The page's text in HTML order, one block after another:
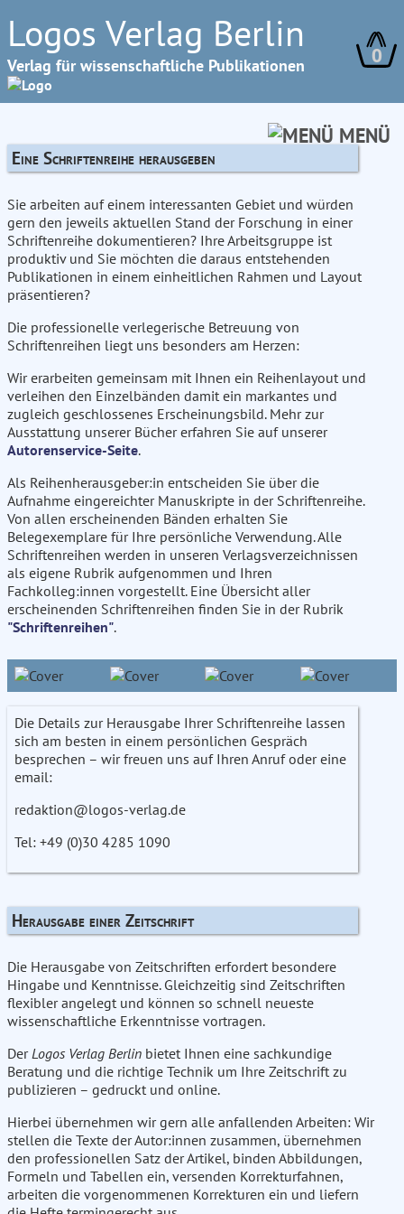
Logos Verlag Berlin
Verlag für wissenschaftliche Publikationen 0
MENÜ
Eine Schriftenreihe herausgeben
Sie arbeiten auf einem interessanten Gebiet und würden
gern den jeweils aktuellen Stand der Forschung in einer
Schriftenreihe dokumentieren? Ihre Arbeitsgruppe ist
produktiv und Sie möchten die daraus entstehenden
Publikationen in einem einheitlichen Rahmen und Layout
präsentieren?
Die professionelle verlegerische Betreuung von
Schriftenreihen liegt uns besonders am Herzen:
Wir erarbeiten gemeinsam mit Ihnen ein Reihenlayout und
verleihen den Einzelbänden damit ein markantes und
zugleich geschlossenes Erscheinungsbild. Mehr zur
Ausstattung unserer Bücher erfahren Sie auf unserer
Autorenservice-Seite.
Als Reihenherausgeber:in entscheiden Sie über die
Aufnahme eingereichter Manuskripte in der Schriftenreihe.
Von allen erscheinenden Bänden erhalten Sie
Belegexemplare für Ihre persönliche Verwendung. Alle
Schriftenreihen werden in unseren Verlagsverzeichnissen
als eigene Rubrik aufgenommen und Ihren
Fachkolleg:innen vorgestellt. Eine Übersicht aller
erscheinenden Schriftenreihen finden Sie in der Rubrik
"Schriftenreihen".
Die Details zur Herausgabe Ihrer Schriftenreihe lassen
sich am besten in einem persönlichen Gespräch
besprechen – wir freuen uns auf Ihren Anruf oder eine
email:
redaktion@logos-verlag.de
Tel: +49 (0)30 4285 1090
Herausgabe einer Zeitschrift
Die Herausgabe von Zeitschriften erfordert besondere
Hingabe und Kenntnisse. Gleichzeitig sind Zeitschriften
flexibler angelegt und können so schnell neueste
wissenschaftliche Erkenntnisse vortragen.
Der Logos Verlag Berlin bietet Ihnen eine sachkundige
Beratung und die richtige Technik um Ihre Zeitschrift zu
publizieren – gedruckt und online.
Hierbei übernehmen wir gern alle anfallenden Arbeiten: Wir
stellen die Texte der Autor:innen zusammen, übernehmen
den professionellen Satz der Artikel, binden Abbildungen,
Formeln und Tabellen ein, versenden Korrekturfahnen,
arbeiten die vorgenommenen Korrekturen ein und liefern